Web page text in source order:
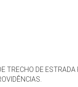
TRECHO DE